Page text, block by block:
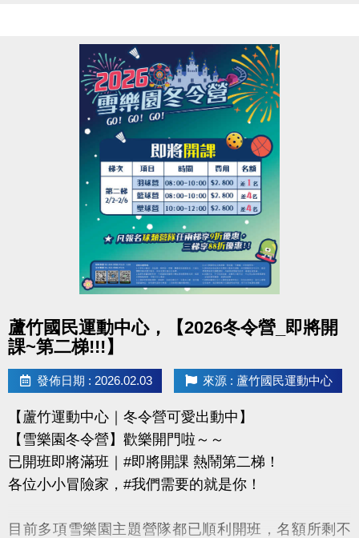
留下最歡樂、最難忘的冬日回憶吧～
【加碼優惠】
凡報名球類營隊任兩梯享9折優惠，三梯享88折優惠!!
【報名資訊】開課前皆可報名，把握最後機會！
-洽詢專線：03-2639066 #115、116
-官網 :
https://www.lzsports.com.tw/zh_TW/news/pageID/1/
-FB : 桃園市蘆竹國民運動中心
-IG : @luzhusports
蘆竹國民運動中心，【2026冬令營_即將開
課~第二梯!!!】
發佈日期 : 2026.02.03 來源 : 蘆竹國民運動中心
【蘆竹運動中心｜冬令營可愛出動中】
【雪樂園冬令營】歡樂開門啦～～
已開班即將滿班｜#即將開課 熱鬧第二梯！
各位小小冒險家，#我們需要的就是你！
目前多項雪樂園主題營隊都已順利開班，名額所剩不